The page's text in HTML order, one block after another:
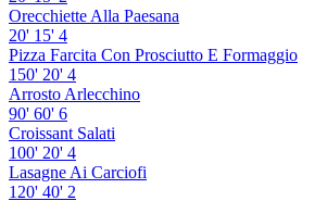
Orecchiette Alla Paesana
20' 15' 4
Pizza Farcita Con Prosciutto E Formaggio
150' 20' 4
Arrosto Arlecchino
90' 60' 6
Croissant Salati
100' 20' 4
Lasagne Ai Carciofi
120' 40' 2